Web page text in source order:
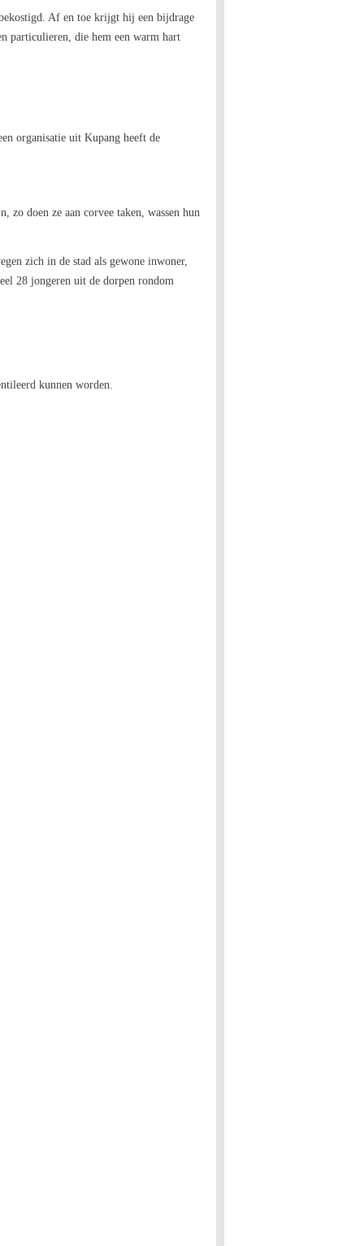
Af en toe krijgt hij een bijdrage
particulieren, die hem een warm hart
organisatie uit Kupang heeft de
doen ze aan corvee taken, wassen hun
zich in de stad als gewone inwoner,
28 jongeren uit de dorpen rondom
kunnen worden.